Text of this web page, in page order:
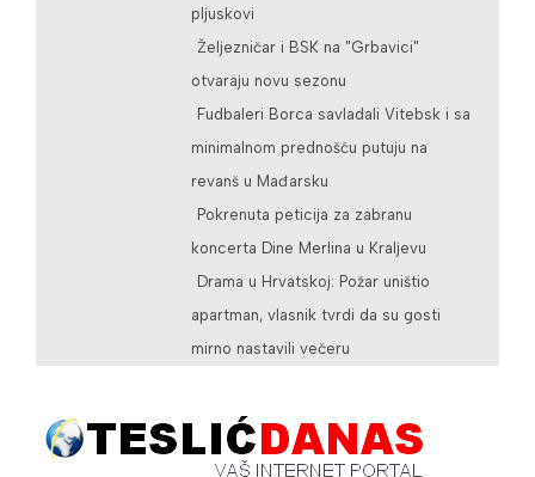
pljuskovi
Željezničar i BSK na "Grbavici"
otvaraju novu sezonu
Fudbaleri Borca savladali Vitebsk i sa
minimalnom prednošću putuju na
revanš u Mađarsku
Pokrenuta peticija za zabranu
koncerta Dine Merlina u Kraljevu
Drama u Hrvatskoj: Požar uništio
apartman, vlasnik tvrdi da su gosti
mirno nastavili večeru